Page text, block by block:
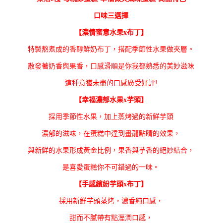
口味三選擇
【濃情蜜意水果x布丁】
特製熬煮成的香醇鮮奶布丁，搭配季節性水果做夾層。
散發著奶香與果香，口感滑順是你我都熟悉的美妙滋味
這種意猶未盡的口感廣受好評!
【幸福濃郁水果x芋頭】
採用季節性水果，加上蒸烤過的新鮮芋頭
濃郁的滋味，在蛋糕中達到畫龍點睛的效果，
與新鮮的水果形成黃金比例，果香與芋香的絕妙結合，
是喜愛蛋糕你不可錯過的一味。
【手感繽紛芋頭x布丁】
採用新鮮芋頭蒸烤，濃香純口感，
甜而不膩帶有點溼潤口感，